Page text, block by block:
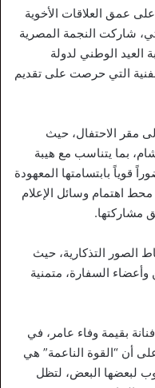
عمق العلاقات الأخوية
شاركت النجمة المصرية
العيد الوطني لدولة
التي حرصت على تقديم
مقر الاحتفال، حيث
بما يتناسب مع هيبة
قوياً بابتسامتها المعهودة
اهتمام وسائل الإعلام
مشاركتها.
الصور التذكارية، حيث
السفارة، متمنية
بقيمة وفاء عامر، في
أن “القوة الناعمة” هي
لبعضها البعض، لتظل